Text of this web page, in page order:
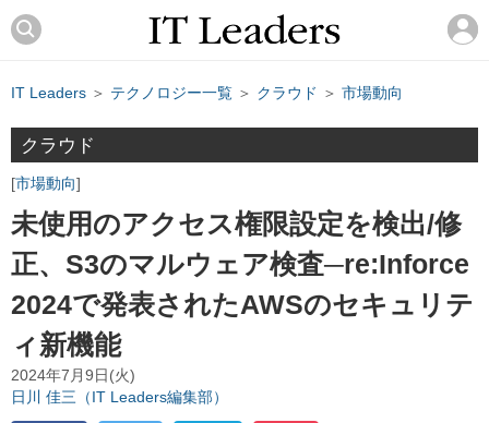
IT Leaders ＞ テクノロジー一覧 ＞ クラウド ＞ 市場動向
クラウド
市場動向
未使用のアクセス権限設定を検出/修
正、S3のマルウェア検査─re:Inforce
2024で発表されたAWSのセキュリテ
ィ新機能
2024年7月9日(火)
日川 佳三（IT Leaders編集部）